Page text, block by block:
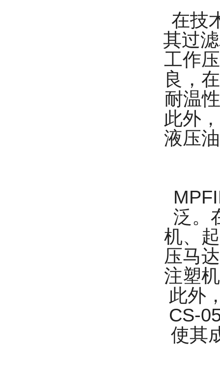
在技
其过
工作
良，
耐温
此外
液压
泛。
机、
压马
注塑
此外
CS-
使其